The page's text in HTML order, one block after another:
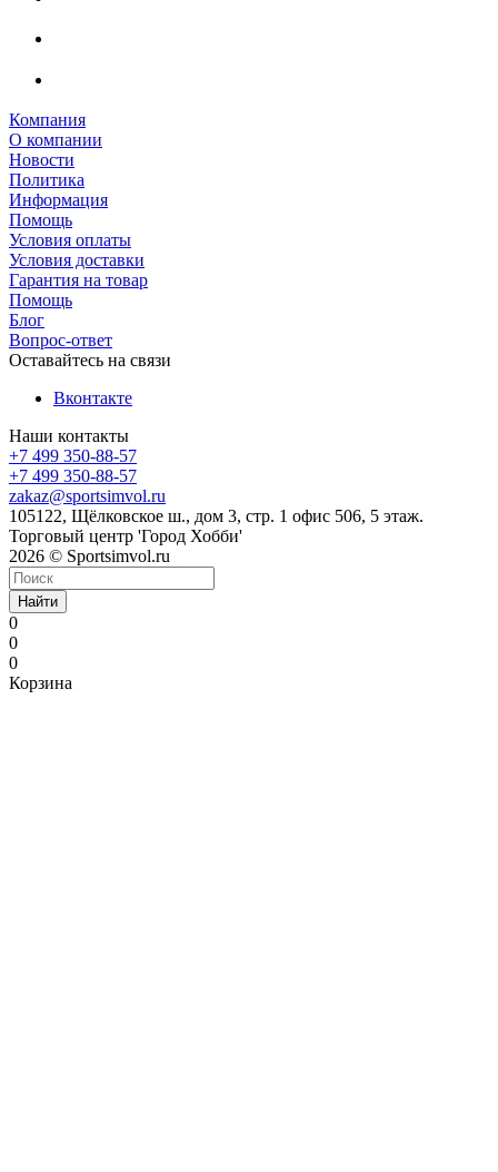
Компания
О компании
Новости
Политика
Информация
Помощь
Условия оплаты
Условия доставки
Гарантия на товар
Помощь
Блог
Вопрос-ответ
Оставайтесь на связи
Вконтакте
Наши контакты
+7 499 350-88-57
+7 499 350-88-57
zakaz@sportsimvol.ru
105122, Щёлковское ш., дом 3, стр. 1 офис 506, 5 этаж.
Торговый центр 'Город Хобби'
2026 © Sportsimvol.ru
Найти
0
0
0
Корзина